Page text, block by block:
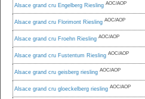
Alsace grand cru Engelberg Riesling AOC/AOP
Alsace grand cru Florimont Riesling AOC/AOP
Alsace grand cru Froehn Riesling AOC/AOP
Alsace grand cru Fustentum Riesling AOC/AOP
Alsace grand cru geisberg riesling AOC/AOP
Alsace grand cru gloeckelberg riesling AOC/AOP